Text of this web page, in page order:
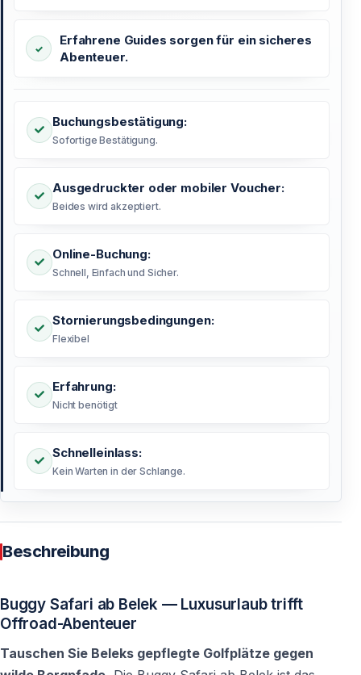
Erfahrene Guides sorgen für ein sicheres
Abenteuer.
Buchungsbestätigung:
Sofortige Bestätigung.
Ausgedruckter oder mobiler Voucher:
Beides wird akzeptiert.
Online-Buchung:
Schnell, Einfach und Sicher.
Stornierungsbedingungen:
Flexibel
Erfahrung:
Nicht benötigt
Schnelleinlass:
Kein Warten in der Schlange.
Beschreibung
Buggy Safari ab Belek — Luxusurlaub trifft
Offroad-Abenteuer
Tauschen Sie Beleks gepflegte Golfplätze gegen